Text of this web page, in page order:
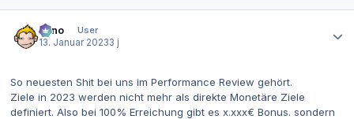
Enno
User
13. Januar 20233 j
So neuesten Shit bei uns im Performance Review gehört.
Ziele in 2023 werden nicht mehr als direkte Monetäre Ziele
definiert. Also bei 100% Erreichung gibt es x.xxx€ Bonus. sondern